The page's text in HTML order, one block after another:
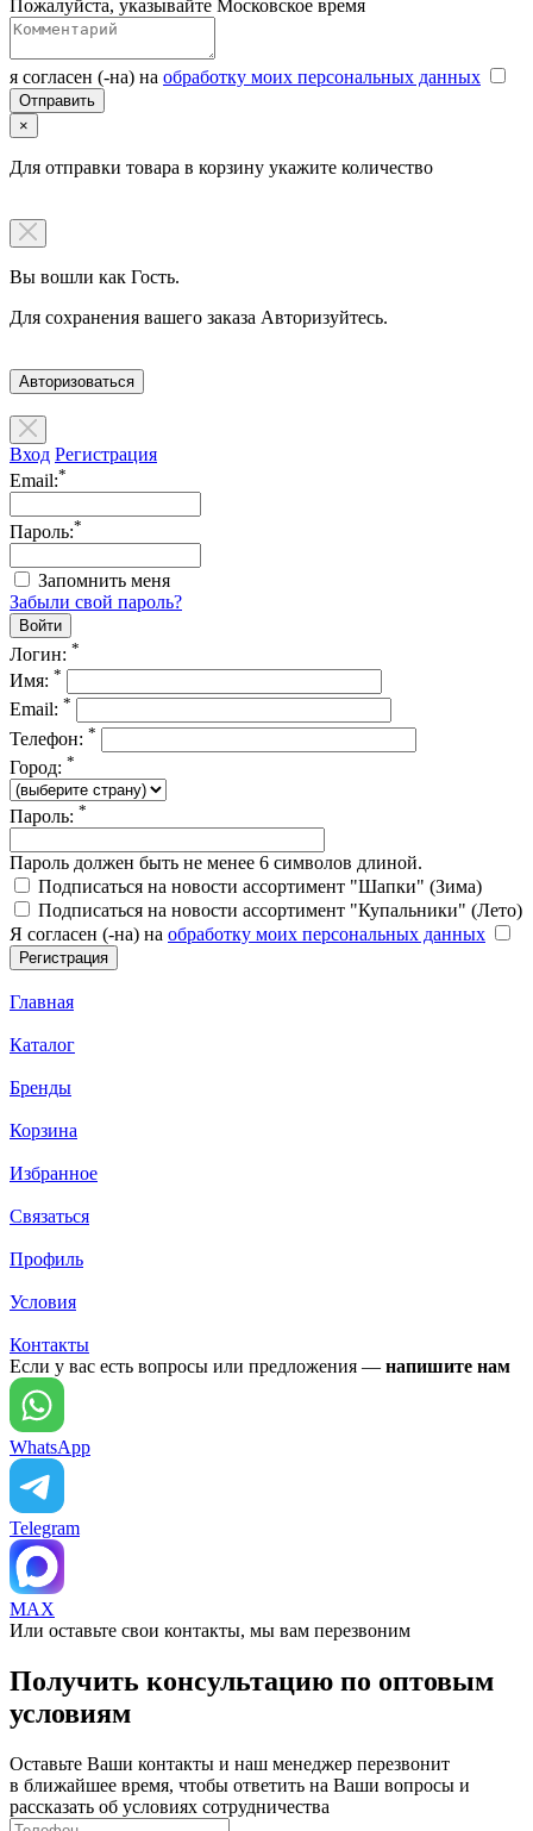
Пожалуйста, указывайте Московское время
я согласен (-на) на обработку моих персональных данных
×
Для отправки товара в корзину укажите количество
Вы вошли как Гость.
Для сохранения вашего заказа Авторизуйтесь.
Авторизоваться
Вход Регистрация
Email:*
Пароль:*
Запомнить меня
Забыли свой пароль?
Логин: *
Имя: *
Email: *
Телефон: *
Город: *
Пароль: *
Пароль должен быть не менее 6 символов длиной.
Подписаться на новости ассортимент "Шапки" (Зима)
Подписаться на новости ассортимент "Купальники" (Лето)
Я согласен (-на) на обработку моих персональных данных
Главная
Каталог
Бренды
Корзина
Избранное
Связаться
Профиль
Условия
Контакты
Если у вас есть вопросы или предложения — напишите нам
WhatsApp
Telegram
MAX
Или оставьте свои контакты, мы вам перезвоним
Получить консультацию по оптовым
условиям
Оставьте Ваши контакты и наш менеджер перезвонит
в ближайшее время, чтобы ответить на Ваши вопросы и
рассказать об условиях сотрудничества